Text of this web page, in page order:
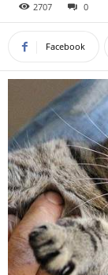
2707 0
Facebook